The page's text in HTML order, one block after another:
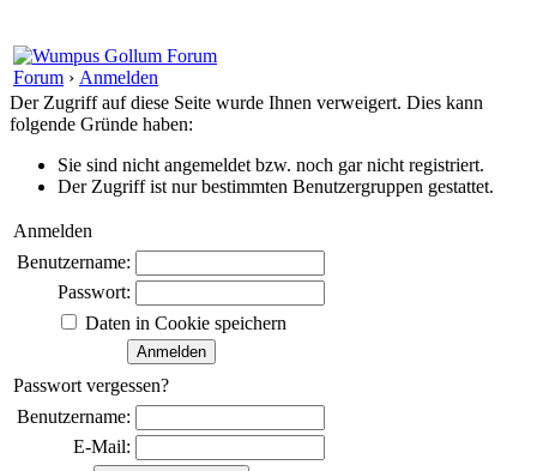
Forum › Anmelden
Der Zugriff auf diese Seite wurde Ihnen verweigert. Dies kann
folgende Gründe haben:
Sie sind nicht angemeldet bzw. noch gar nicht registriert.
Der Zugriff ist nur bestimmten Benutzergruppen gestattet.
Anmelden
Benutzername:
Passwort:
Daten in Cookie speichern
Passwort vergessen?
Benutzername:
E-Mail: